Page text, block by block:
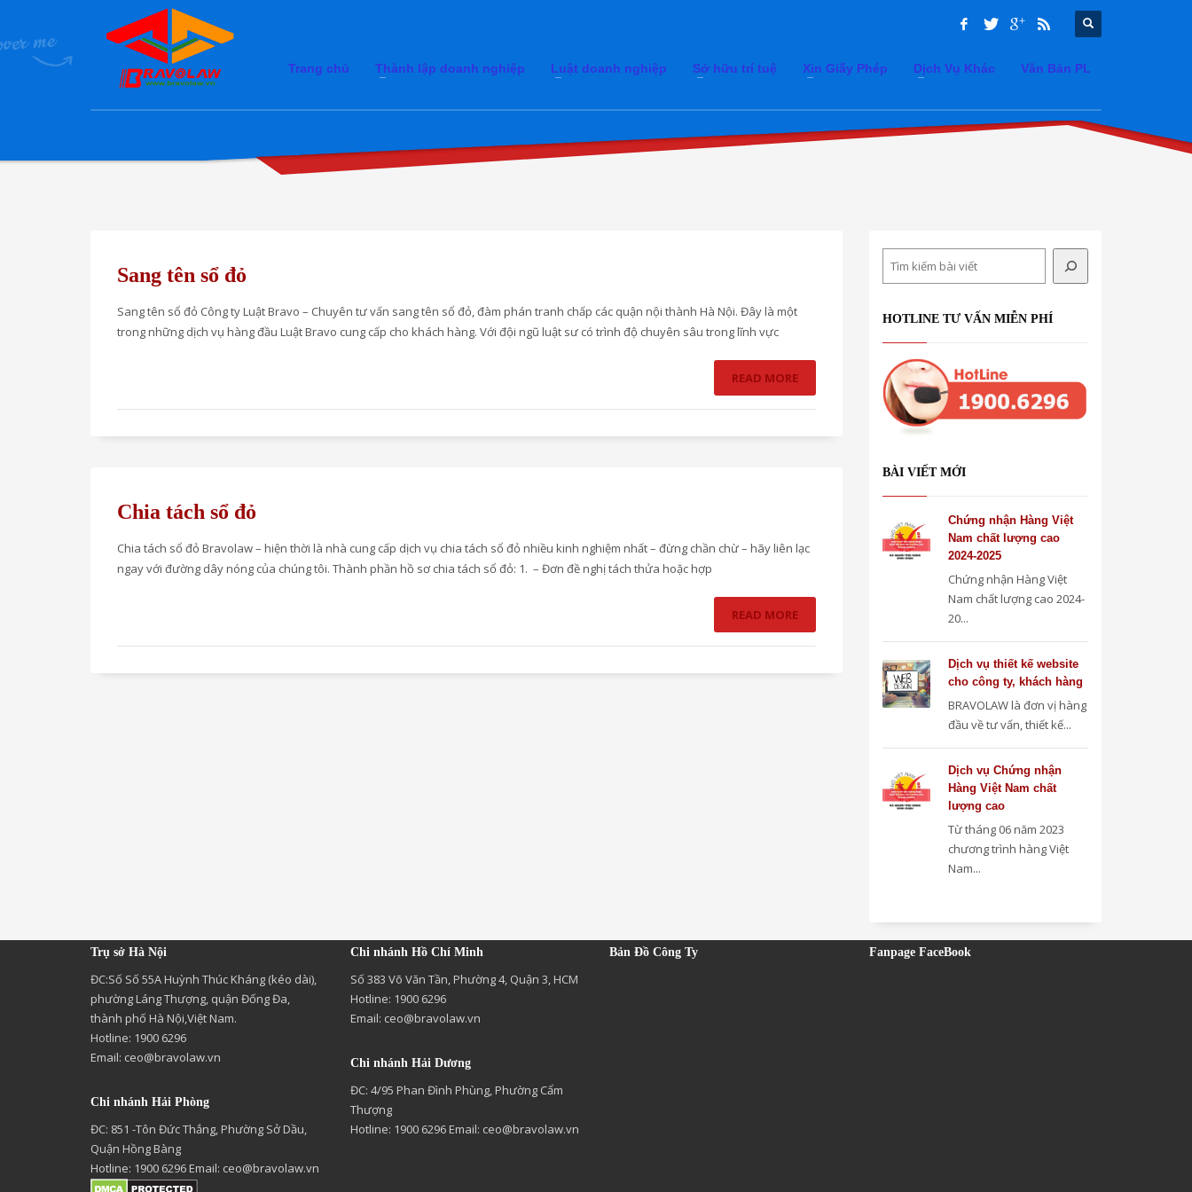
Trang chủ Thành lập doanh nghiệp Luật doanh nghiệp Sở hữu trí tuệ Xin Giấy Phép Dịch Vụ Khác Văn Bản PL
Sang tên sổ đỏ
Sang tên sổ đỏ Công ty Luật Bravo – Chuyên tư vấn sang tên sổ đỏ, đàm phán tranh chấp các quận nội thành Hà Nội. Đây là một
trong những dịch vụ hàng đầu Luật Bravo cung cấp cho khách hàng. Với đội ngũ luật sư có trình độ chuyên sâu trong lĩnh vực
READ MORE
Chia tách sổ đỏ
Chia tách sổ đỏ Bravolaw – hiện thời là nhà cung cấp dịch vụ chia tách sổ đỏ nhiều kinh nghiệm nhất – đừng chần chừ – hãy liên lạc
ngay với đường dây nóng của chúng tôi. Thành phần hồ sơ chia tách sổ đỏ: 1. – Đơn đề nghị tách thửa hoặc hợp
READ MORE
HOTLINE TƯ VẤN MIỄN PHÍ
BÀI VIẾT MỚI
Chứng nhận Hàng Việt
Nam chất lượng cao
2024-2025
Chứng nhận Hàng Việt
Nam chất lượng cao 2024-
20...
Dịch vụ thiết kế website
cho công ty, khách hàng
BRAVOLAW là đơn vị hàng
đầu về tư vấn, thiết kế...
Dịch vụ Chứng nhận
Hàng Việt Nam chất
lượng cao
Từ tháng 06 năm 2023
chương trình hàng Việt
Nam...
Trụ sở Hà Nội
ĐC:Số Số 55A Huỳnh Thúc Kháng (kéo dài),
phường Láng Thượng, quận Đống Đa,
thành phố Hà Nội,Việt Nam.
Hotline: 1900 6296
Email: ceo@bravolaw.vn
Chi nhánh Hải Phòng
ĐC: 851 -Tôn Đức Thắng, Phường Sở Dầu,
Quận Hồng Bàng
Hotline: 1900 6296 Email: ceo@bravolaw.vn
Chi nhánh Hồ Chí Minh
Số 383 Võ Văn Tần, Phường 4, Quận 3, HCM
Hotline: 1900 6296
Email: ceo@bravolaw.vn
Chi nhánh Hải Dương
ĐC: 4/95 Phan Đình Phùng, Phường Cẩm
Thượng
Hotline: 1900 6296 Email: ceo@bravolaw.vn
Bản Đồ Công Ty Fanpage FaceBook